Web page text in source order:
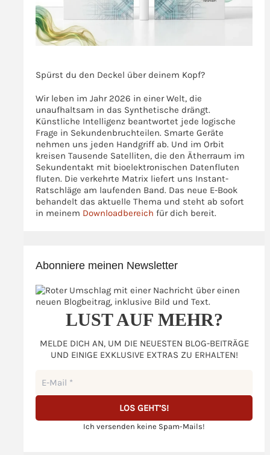
Spürst du den Deckel über deinem Kopf?
Wir leben im Jahr 2026 in einer Welt, die
unaufhaltsam in das Synthetische drängt.
Künstliche Intelligenz beantwortet jede logische
Frage in Sekundenbruchteilen. Smarte Geräte
nehmen uns jeden Handgriff ab. Und im Orbit
kreisen Tausende Satelliten, die den Ätherraum im
Sekundentakt mit bioelektronischen Datenfluten
fluten. Die verkehrte Matrix liefert uns Instant-
Ratschläge am laufenden Band. Das neue E-Book
behandelt das aktuelle Thema und steht ab sofort
in meinem Downloadbereich für dich bereit.
Abonniere meinen Newsletter
LUST AUF MEHR?
MELDE DICH AN, UM DIE NEUESTEN BLOG-BEITRÄGE
UND EINIGE EXKLUSIVE EXTRAS ZU ERHALTEN!
Ich versenden keine Spam-Mails!